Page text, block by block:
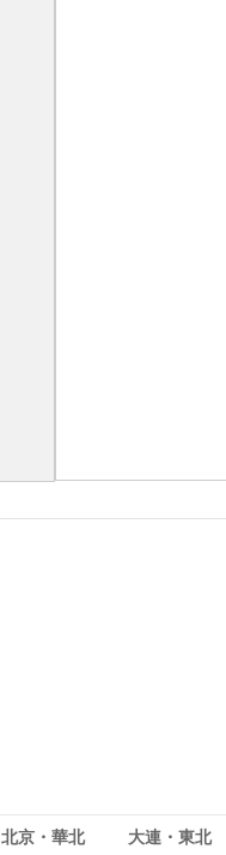
北京・華北 大連・東北